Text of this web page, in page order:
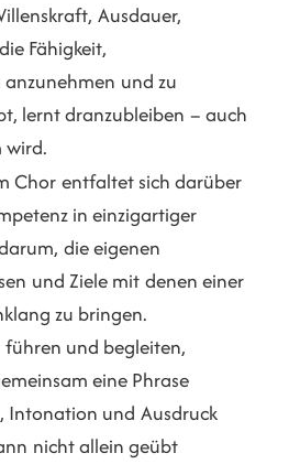
Ausdauer,
Fähigkeit,
und zu
lernt dranzubleiben – auch
wird.
Chor entfaltet sich darüber
in einzigartiger
die eigenen
und Ziele mit denen einer
zu bringen.
und begleiten,
eine Phrase
Intonation und Ausdruck
nicht allein geübt